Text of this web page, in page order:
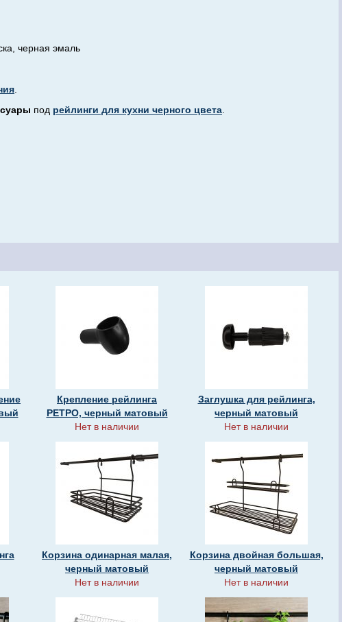
черная эмаль
под рейлинги для кухни черного цвета
Крепление рейлинга
РЕТРО, черный матовый
Нет в наличии
Заглушка для рейлинга,
черный матовый
Нет в наличии
Корзина одинарная малая,
черный матовый
Нет в наличии
Корзина двойная большая,
черный матовый
Нет в наличии